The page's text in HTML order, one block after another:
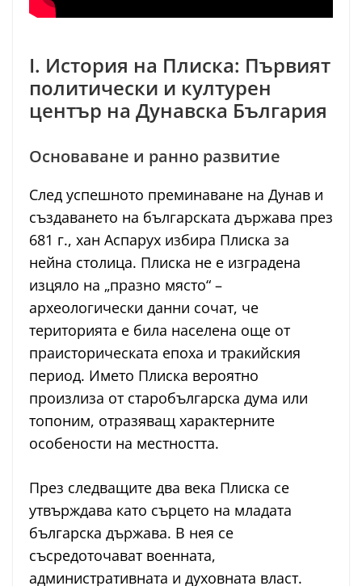
I. История на Плиска: Първият
политически и културен
център на Дунавска България
Основаване и ранно развитие
След успешното преминаване на Дунав и
създаването на българската държава през
681 г., хан Аспарух избира Плиска за
нейна столица. Плиска не е изградена
изцяло на „празно място“ –
археологически данни сочат, че
територията е била населена още от
праисторическата епоха и тракийския
период. Името Плиска вероятно
произлиза от старобългарска дума или
топоним, отразяващ характерните
особености на местността.
През следващите два века Плиска се
утвърждава като сърцето на младата
българска държава. В нея се
съсредоточават военната,
административната и духовната власт.